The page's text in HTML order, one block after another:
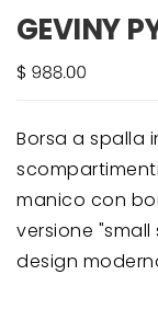
GEVINY
Borsa a spalla
manico con
versione
design